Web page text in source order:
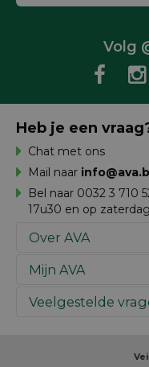
Volg
Over AVA
Ons verhaal
Werken bij AVA
Mijn AVA
Inspiratie
Veelgestelde
Heb je een
Chat met ons
Mail naar
Bel naar 0032 3 710
17u30 en op